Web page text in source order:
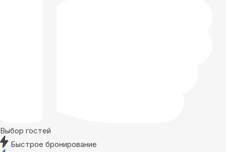
Выбор гостей
Быстрое бронирование